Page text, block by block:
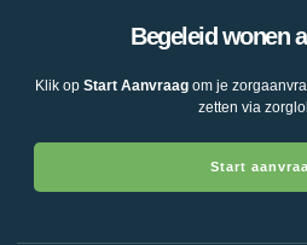
Begeleid wonen
Klik op Start Aanvraagom je
zetten via
Start